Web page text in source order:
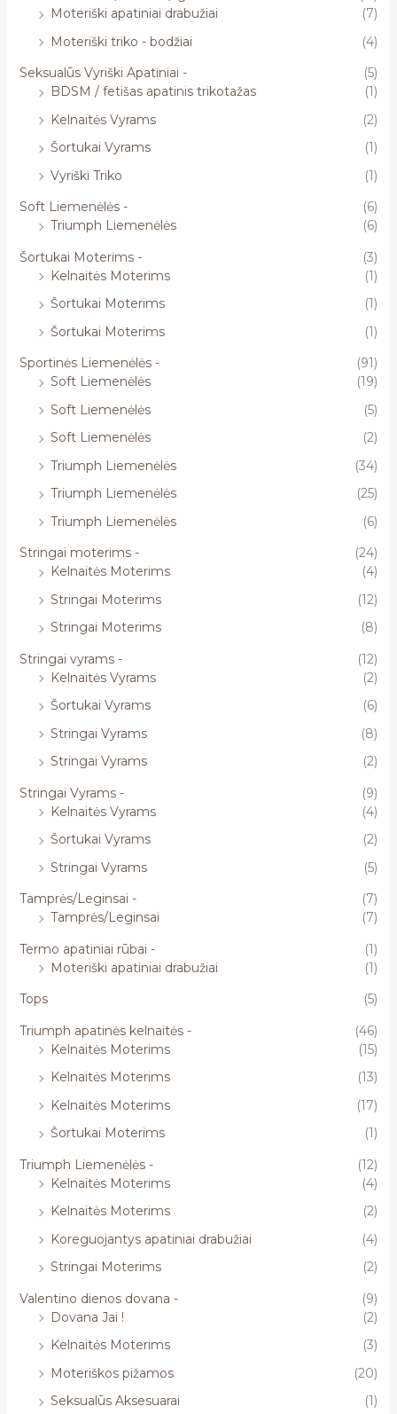
Moteriški apatiniai drabužiai
(7)
Moteriški triko - bodžiai
(4)
Seksualūs Vyriški Apatiniai -
(5)
BDSM / fetišas apatinis trikotažas
(1)
Kelnaitės Vyrams
(2)
Šortukai Vyrams
(1)
Vyriški Triko
(1)
Soft Liemenėlės -
(6)
Triumph Liemenėlės
(6)
Šortukai Moterims -
(3)
Kelnaitės Moterims
(1)
Šortukai Moterims
(1)
Šortukai Moterims
(1)
Sportinės Liemenėlės -
(91)
Soft Liemenėlės
(19)
Soft Liemenėlės
(5)
Soft Liemenėlės
(2)
Triumph Liemenėlės
(34)
Triumph Liemenėlės
(25)
Triumph Liemenėlės
(6)
Stringai moterims -
(24)
Kelnaitės Moterims
(4)
Stringai Moterims
(12)
Stringai Moterims
(8)
Stringai vyrams -
(12)
Kelnaitės Vyrams
(2)
Šortukai Vyrams
(6)
Stringai Vyrams
(8)
Stringai Vyrams
(2)
Stringai Vyrams -
(9)
Kelnaitės Vyrams
(4)
Šortukai Vyrams
(2)
Stringai Vyrams
(5)
Tamprės/Leginsai -
(7)
Tamprės/Leginsai
(7)
Termo apatiniai rūbai -
(1)
Moteriški apatiniai drabužiai
(1)
Tops
(5)
Triumph apatinės kelnaitės -
(46)
Kelnaitės Moterims
(15)
Kelnaitės Moterims
(13)
Kelnaitės Moterims
(17)
Šortukai Moterims
(1)
Triumph Liemenėlės -
(12)
Kelnaitės Moterims
(4)
Kelnaitės Moterims
(2)
Koreguojantys apatiniai drabužiai
(4)
Stringai Moterims
(2)
Valentino dienos dovana -
(9)
Dovana Jai !
(2)
Kelnaitės Moterims
(3)
Moteriškos pižamos
(20)
Seksualūs Aksesuarai
(1)